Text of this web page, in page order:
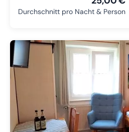
Durchschnitt pro Nacht & Person